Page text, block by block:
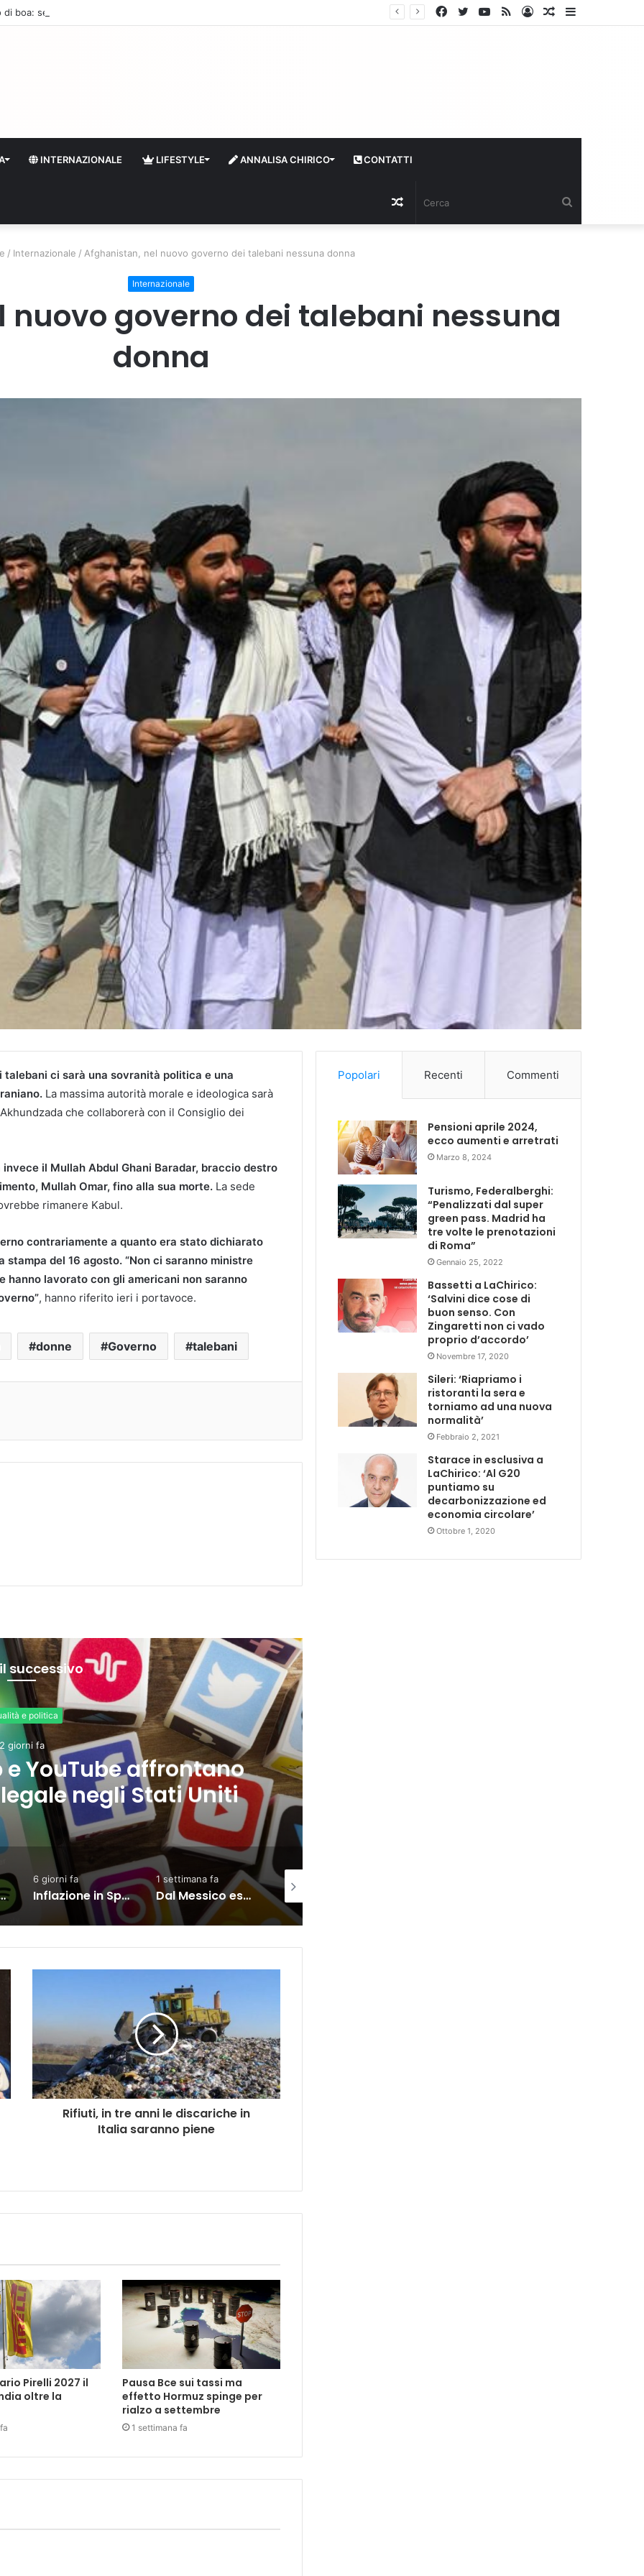
di boa: sempre più stranieri in Riviera
Articolo
Log
RSS
YouTube
Twitter
Facebook
INTERNAZIONALE LIFESTYLE ANNALISA CHIRICO CONTATTI
Articolo
/ Internazionale / Afghanistan, nel nuovo governo dei talebani nessuna donna
Internazionale
nuovo governo dei talebani nessuna
donna
talebani ci sarà una sovranità politica e una
La massima autorità morale e ideologica sarà
che collaborerà con il Consiglio dei
invece il Mullah Abdul Ghani Baradar, braccio destro
Mullah Omar, fino alla sua morte. La sede
rimanere Kabul.
contrariamente a quanto era stato dichiarato
stampa del 16 agosto. “Non ci saranno ministre
hanno lavorato con gli americani non saranno
, hanno riferito ieri i portavoce.
donne Governo talebani
successivo
Internazionale
6 giorni fa
verso l’Ue in crescita
con il Mercosur
Inflazione in Spagna in rialzo al 3,5% a luglio per carburanti ed elettricità
1 settimana fa
Dal Messico esportazioni record, crescita del 24,6% nel semestre
2 giorni fa
Eurozona, forte correlazione tra shock di fiducia e calo dei consumi
Rifiuti, in tre anni le discariche in
Italia saranno piene
Pirelli 2027 il
oltre la
Pausa Bce sui tassi ma
effetto Hormuz spinge per
rialzo a settembre
1 settimana fa
Popolari Recenti Commenti
Pensioni aprile 2024,
ecco aumenti e arretrati
Marzo 8, 2024
Turismo, Federalberghi:
“Penalizzati dal super
green pass. Madrid ha
tre volte le prenotazioni
di Roma”
Gennaio 25, 2022
Bassetti a LaChirico:
‘Salvini dice cose di
buon senso. Con
Zingaretti non ci vado
proprio d’accordo’
Novembre 17, 2020
Sileri: ‘Riapriamo i
ristoranti la sera e
torniamo ad una nuova
normalità’
Febbraio 2, 2021
Starace in esclusiva a
LaChirico: ‘Al G20
puntiamo su
decarbonizzazione ed
economia circolare’
Ottobre 1, 2020